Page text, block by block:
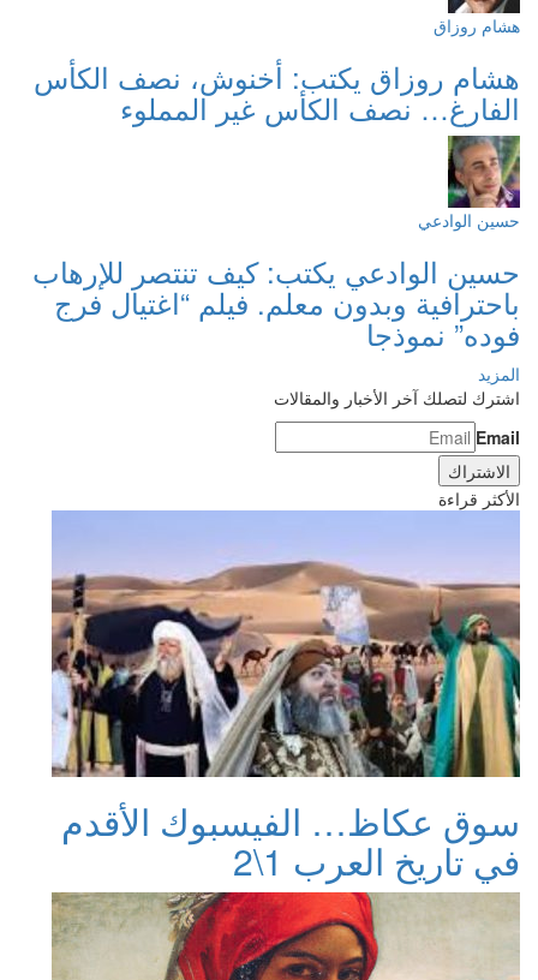
هشام روزاق
هشام روزاق يكتب: أخنوش، نصف الكأس
الفارغ… نصف الكأس غير المملوء
حسين الوادعي
حسين الوادعي يكتب: كيف تنتصر للإرهاب
باحترافية وبدون معلم. فيلم “اغتيال فرج
فوده” نموذجا
المزيد
اشترك لتصلك آخر الأخبار والمقالات
Email
الأكثر قراءة
سوق عكاظ… الفيسبوك الأقدم
في تاريخ العرب 1\2